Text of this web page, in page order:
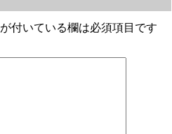
が付いている欄は必須項目です